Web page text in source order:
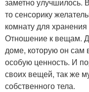
то сенсорику
комнату для
Отношение к вещам.
доме, которую он сам
особую ценность. И
своих вещей, так же
собственного тела.